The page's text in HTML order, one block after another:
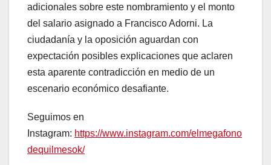
adicionales sobre este nombramiento y el monto
del salario asignado a Francisco Adorni. La
ciudadanía y la oposición aguardan con
expectación posibles explicaciones que aclaren
esta aparente contradicción en medio de un
escenario económico desafiante.
Seguimos en
Instagram: https://www.instagram.com/elmegafono
dequilmesok/